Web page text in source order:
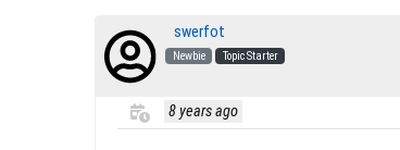
swerfot
Newbie Topic Starter
8 years ago